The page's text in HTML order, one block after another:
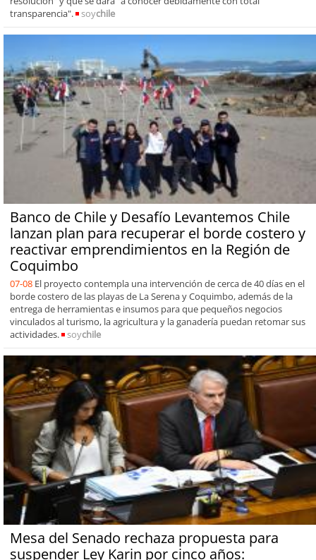
transparencia".
soychile
Banco de Chile y Desafío Levantemos Chile
lanzan plan para recuperar el borde costero y
reactivar emprendimientos en la Región de
Coquimbo
07-08 El proyecto contempla una intervención de cerca de 40 días en el
borde costero de las playas de La Serena y Coquimbo, además de la
entrega de herramientas e insumos para que pequeños negocios
vinculados al turismo, la agricultura y la ganadería puedan retomar sus
actividades.
soychile
Mesa del Senado rechaza propuesta para
suspender Ley Karin por cinco años: